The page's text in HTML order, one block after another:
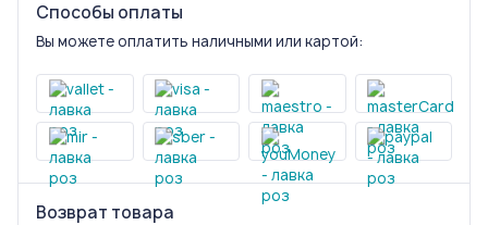
Способы оплаты
Вы можете оплатить наличными или картой:
Возврат товара